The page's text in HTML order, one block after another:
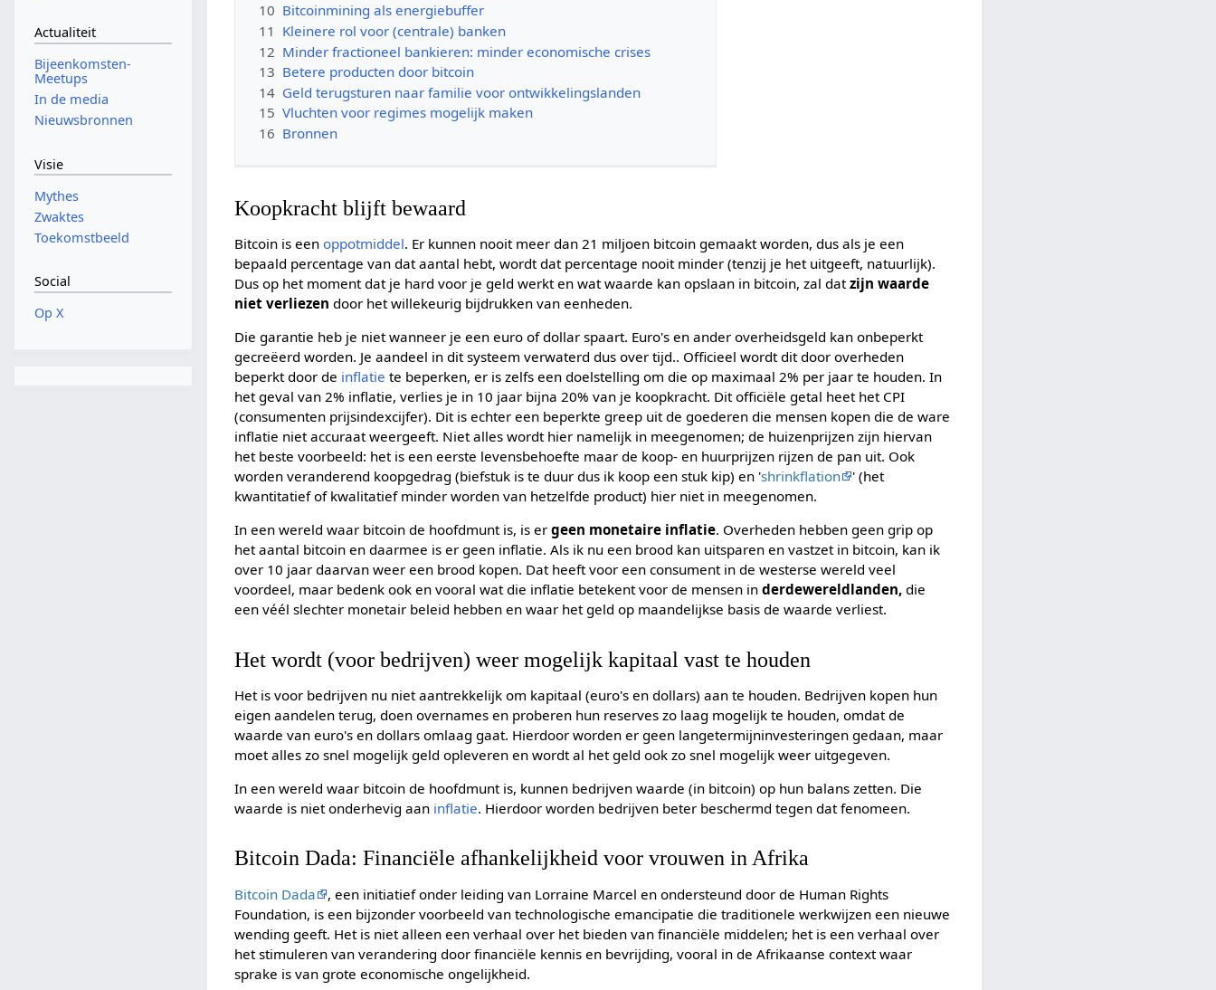
10 Bitcoinmining als energiebuffer
11 Kleinere rol voor (centrale) banken
12 Minder fractioneel bankieren: minder economische crises
13 Betere producten door bitcoin
14 Geld terugsturen naar familie voor ontwikkelingslanden
15 Vluchten voor regimes mogelijk maken
16 Bronnen
Koopkracht blijft bewaard
Bitcoin is eenoppotmiddel. Er kunnen nooit meer dan 21 miljoen bitcoin gemaakt worden, dus als je een
bepaald percentage van dat aantal hebt, wordt dat percentage nooit minder (tenzij je het uitgeeft, natuurlijk).
Dus op het moment dat je hard voor je geld werkt en wat waarde kan opslaan in bitcoin, zal datzijn waarde
niet verliezen door het willekeurig bijdrukken van eenheden.
Die garantie heb je niet wanneer je een euro of dollar spaart. Euro's en ander overheidsgeld kan onbeperkt
gecreëerd worden. Je aandeel in dit systeem verwaterd dus over tijd.. Officieel wordt dit door overheden
beperkt door de inflatie te beperken, er is zelfs een doelstelling om die op maximaal 2% per jaar te houden. In
het geval van 2% inflatie, verlies je in 10 jaar bijna 20% van je koopkracht. Dit officiële getal heet het CPI
(consumenten prijsindexcijfer). Dit is echter een beperkte greep uit de goederen die mensen kopen die de ware
inflatie niet accuraat weergeeft. Niet alles wordt hier namelijk in meegenomen; de huizenprijzen zijn hiervan
het beste voorbeeld: het is een eerste levensbehoefte maar de koop- en huurprijzen rijzen de pan uit. Ook
worden veranderend koopgedrag (biefstuk is te duur dus ik koop een stuk kip) en 'shrinkflation
' (het
kwantitatief of kwalitatief minder worden van hetzelfde product) hier niet in meegenomen.
In een wereld waar bitcoin de hoofdmunt is, is ergeen monetaire inflatie. Overheden hebben geen grip op
het aantal bitcoin en daarmee is er geen inflatie. Als ik nu een brood kan uitsparen en vastzet in bitcoin, kan ik
over 10 jaar daarvan weer een brood kopen. Dat heeft voor een consument in de westerse wereld veel
voordeel, maar bedenk ook en vooral wat die inflatie betekent voor de mensen inderdewereldlanden, die
een véél slechter monetair beleid hebben en waar het geld op maandelijkse basis de waarde verliest.
Het wordt (voor bedrijven) weer mogelijk kapitaal vast te houden
Het is voor bedrijven nu niet aantrekkelijk om kapitaal (euro's en dollars) aan te houden. Bedrijven kopen hun
eigen aandelen terug, doen overnames en proberen hun reserves zo laag mogelijk te houden, omdat de
waarde van euro's en dollars omlaag gaat. Hierdoor worden er geen langetermijninvesteringen gedaan, maar
moet alles zo snel mogelijk geld opleveren en wordt al het geld ook zo snel mogelijk weer uitgegeven.
In een wereld waar bitcoin de hoofdmunt is, kunnen bedrijven waarde (in bitcoin) op hun balans zetten. Die
waarde is niet onderhevig aan inflatie. Hierdoor worden bedrijven beter beschermd tegen dat fenomeen.
Bitcoin Dada: Financiële afhankelijkheid voor vrouwen in Afrika
Bitcoin Dada
, een initiatief onder leiding van Lorraine Marcel en ondersteund door de Human Rights
Foundation, is een bijzonder voorbeeld van technologische emancipatie die traditionele werkwijzen een nieuwe
wending geeft. Het is niet alleen een verhaal over het bieden van financiële middelen; het is een verhaal over
het stimuleren van verandering door financiële kennis en bevrijding, vooral in de Afrikaanse context waar
sprake is van grote economische ongelijkheid.
Actualiteit
Bijeenkomsten-
Meetups
In de media
Nieuwsbronnen
Visie
Mythes
Zwaktes
Toekomstbeeld
Social
Op X